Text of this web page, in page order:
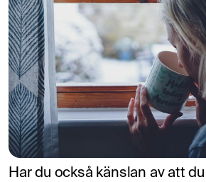
Har du också känslan av att